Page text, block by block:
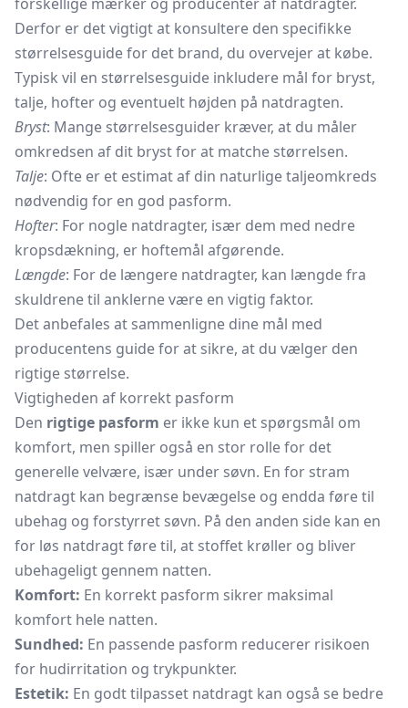
Derfor er det vigtigt at konsultere den specifikke
størrelsesguide for det brand, du overvejer at købe.
Typisk vil en størrelsesguide inkludere mål for bryst,
talje, hofter og eventuelt højden på natdragten.
Bryst: Mange størrelsesguider kræver, at du måler
omkredsen af dit bryst for at matche størrelsen.
Talje: Ofte er et estimat af din naturlige taljeomkreds
nødvendig for en god pasform.
Hofter: For nogle natdragter, især dem med nedre
kropsdækning, er hoftemål afgørende.
Længde: For de længere natdragter, kan længde fra
skuldrene til anklerne være en vigtig faktor.
Det anbefales at sammenligne dine mål med
producentens guide for at sikre, at du vælger den
rigtige størrelse.
Vigtigheden af korrekt pasform
Den rigtige pasform er ikke kun et spørgsmål om
komfort, men spiller også en stor rolle for det
generelle velvære, især under søvn. En for stram
natdragt kan begrænse bevægelse og endda føre til
ubehag og forstyrret søvn. På den anden side kan en
for løs natdragt føre til, at stoffet krøller og bliver
ubehageligt gennem natten.
Komfort: En korrekt pasform sikrer maksimal
komfort hele natten.
Sundhed: En passende pasform reducerer risikoen
for hudirritation og trykpunkter.
Estetik: En godt tilpasset natdragt kan også se bedre